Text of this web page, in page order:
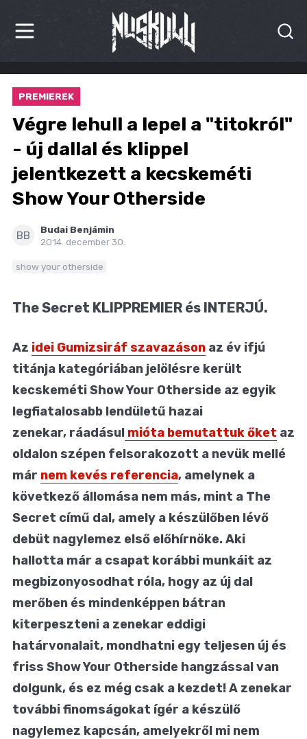
HÍREK
KRITIKÁK
BESZÁMOLÓK
INTERJÚK
PREMIEREK
KULT
MÁSVILÁG
PREMIEREK
Végre lehull a lepel a "titokról"
- új dallal és klippel
jelentkezett a kecskeméti
Show Your Otherside
BB
Budai Benjámin
2014. december 30.
show your otherside
The Secret KLIPPREMIER és INTERJÚ.
Az idei Gumizsiráf szavazáson az év ifjú
titánja kategóriában jelölésre került
kecskeméti Show Your Otherside az egyik
legfiatalosabb lendületű hazai
zenekar, ráadásul mióta bemutattuk őket az
oldalon szépen felsorakozott a nevük mellé
már nem kevés referencia, amelynek a
következő állomása nem más, mint a The
Secret című dal, amely a készülőben lévő
debüt nagylemez első előhírnöke. Aki
hallotta már a csapat korábbi munkáit az
megbizonyosodhat róla, hogy az új dal
merőben és mindenképpen bátran
kiterpeszteni a zenekar eddigi
határvonalait, mondhatni egy teljesen új és
friss Show Your Otherside hangzással van
dolgunk, és ez még csak a kezdet! A zenekar
további finomságokat ígér a készülő
nagylemez kapcsán, amelyekről mi nem